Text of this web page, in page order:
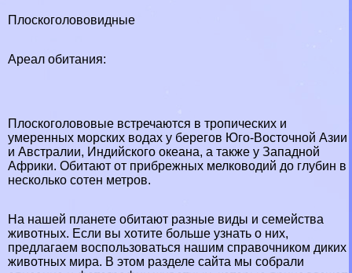
Плоскоголововидные
Ареал обитания:
Плоскоголововые встречаются в тропических и
умеренных морских водах у берегов Юго-Восточной Азии
и Австралии, Индийского океана, а также у Западной
Африки. Обитают от прибрежных мелководий до глубин в
несколько сотен метров.
На нашей планете обитают разные виды и семейства
животных. Если вы хотите больше узнать о них,
предлагаем воспользоваться нашим справочником диких
животных мира. В этом разделе сайта мы собрали